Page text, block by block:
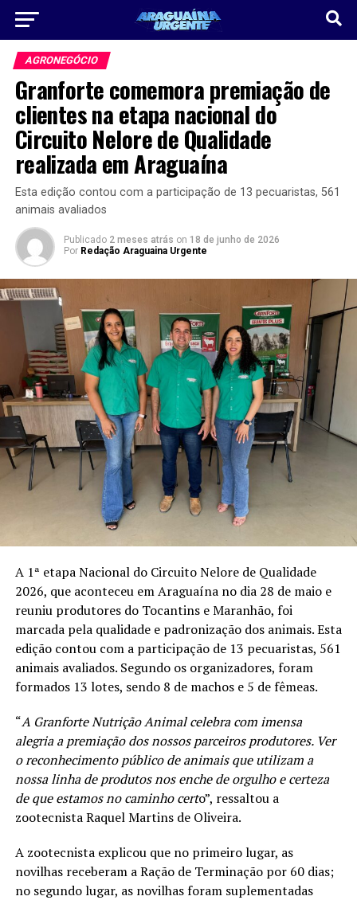
AGRONEGÓCIO
Granforte comemora premiação de
clientes na etapa nacional do
Circuito Nelore de Qualidade
realizada em Araguaína
Esta edição contou com a participação de 13 pecuaristas, 561
animais avaliados
Publicado 2 meses atrás on 18 de junho de 2026
Por Redação Araguaina Urgente
A 1ª etapa Nacional do Circuito Nelore de Qualidade
2026, que aconteceu em Araguaína no dia 28 de maio e
reuniu produtores do Tocantins e Maranhão, foi
marcada pela qualidade e padronização dos animais. Esta
edição contou com a participação de 13 pecuaristas, 561
animais avaliados. Segundo os organizadores, foram
formados 13 lotes, sendo 8 de machos e 5 de fêmeas.
“A Granforte Nutrição Animal celebra com imensa
alegria a premiação dos nossos parceiros produtores. Ver
o reconhecimento público de animais que utilizam a
nossa linha de produtos nos enche de orgulho e certeza
de que estamos no caminho certo”, ressaltou a
zootecnista Raquel Martins de Oliveira.
A zootecnista explicou que no primeiro lugar, as
novilhas receberam a Ração de Terminação por 60 dias;
no segundo lugar, as novilhas foram suplementadas